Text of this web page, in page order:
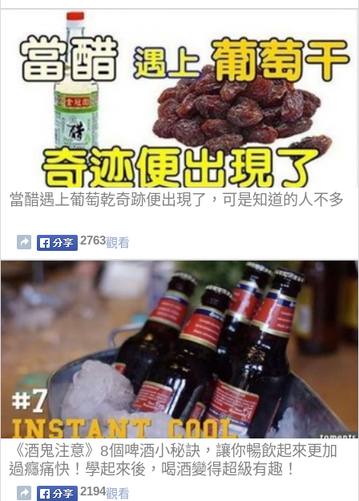
當醋遇上葡萄乾奇跡便出現了，可是知道的人不多
2763觀看
《酒鬼注意》8個啤酒小秘訣，讓你暢飲起來更加
過癮痛快！學起來後，喝酒變得超級有趣！
2194觀看